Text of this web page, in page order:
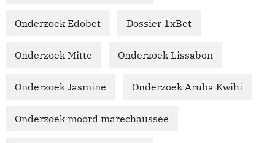
Onderzoek Edobet Dossier 1xBet
Onderzoek Mitte Onderzoek Lissabon
Onderzoek Jasmine Onderzoek Aruba Kwihi
Onderzoek moord marechaussee